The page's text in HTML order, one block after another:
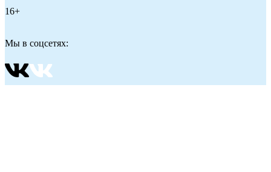
16+
Мы в соцсетях: